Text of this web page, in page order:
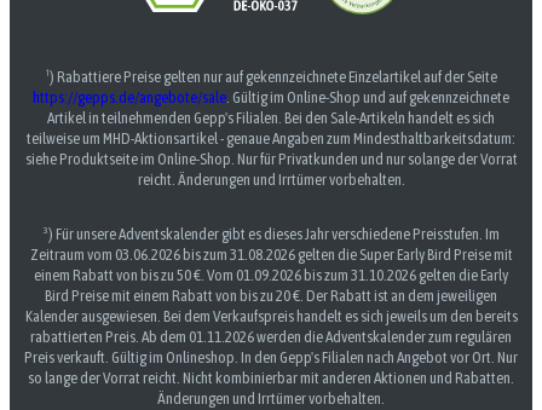
¹) Rabattiere Preise gelten nur auf gekennzeichnete Einzelartikel auf der Seite
https://gepps.de/angebote/sale. Gültig im Online-Shop und auf gekennzeichnete
Artikel in teilnehmenden Gepp's Filialen. Bei den Sale-Artikeln handelt es sich
teilweise um MHD-Aktionsartikel - genaue Angaben zum Mindesthaltbarkeitsdatum:
siehe Produktseite im Online-Shop. Nur für Privatkunden und nur solange der Vorrat
reicht. Änderungen und Irrtümer vorbehalten.
³) Für unsere Adventskalender gibt es dieses Jahr verschiedene Preisstufen. Im
Zeitraum vom 03.06.2026 bis zum 31.08.2026 gelten die Super Early Bird Preise mit
einem Rabatt von bis zu 50 €. Vom 01.09.2026 bis zum 31.10.2026 gelten die Early
Bird Preise mit einem Rabatt von bis zu 20 €. Der Rabatt ist an dem jeweiligen
Kalender ausgewiesen. Bei dem Verkaufspreis handelt es sich jeweils um den bereits
rabattierten Preis. Ab dem 01.11.2026 werden die Adventskalender zum regulären
Preis verkauft. Gültig im Onlineshop. In den Gepp's Filialen nach Angebot vor Ort. Nur
so lange der Vorrat reicht. Nicht kombinierbar mit anderen Aktionen und Rabatten.
Änderungen und Irrtümer vorbehalten.